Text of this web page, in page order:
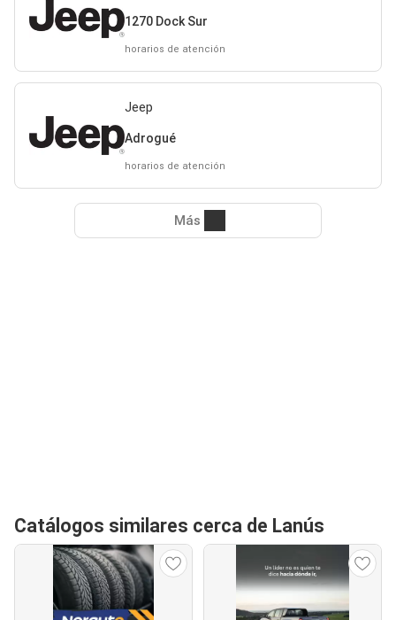
1270 Dock Sur
horarios de atención
Jeep
Adrogué
horarios de atención
Más
Catálogos similares cerca de Lanús